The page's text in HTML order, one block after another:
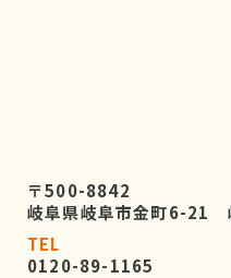
〒500-8842
岐阜県岐阜市金町6-21
TEL
0120-89-1165